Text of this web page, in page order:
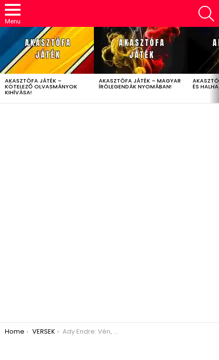
Menu
LATEST
STORIES
AKASZTÓFA JÁTÉK –
KÖTELEZŐ OLVASMÁNYOK
KIHÍVÁSA!
AKASZTÓFA JÁTÉK – MAGYAR
ÍRÓLEGENDÁK NYOMÁBAN! ÉS
You are here:
Home VERSEK Ady Endre: Vén, bolond úr